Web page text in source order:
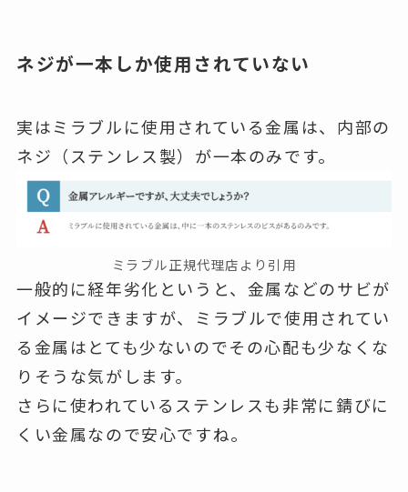
ネジが一本しか使用されていない
実はミラブルに使用されている金属は、内部の
ネジ（ステンレス製）が一本のみです。
ミラブル正規代理店より引用
一般的に経年劣化というと、金属などのサビが
イメージできますが、ミラブルで使用されてい
る金属はとても少ないのでその心配も少なくな
りそうな気がします。
さらに使われているステンレスも非常に錆びに
くい金属なので安心ですね。